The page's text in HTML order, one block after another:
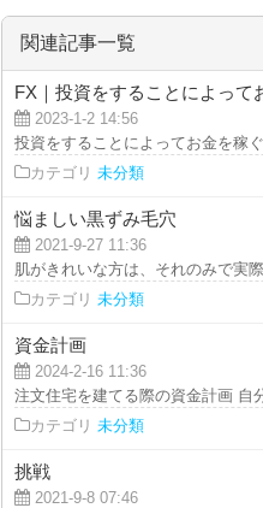
関連記事一覧
FX｜投資をすることによって
2023-1-2 14:56
投資をすることによってお金を稼
カテゴリ 未分類
悩ましい黒ずみ毛穴
2021-9-27 11:36
肌がきれいな方は、それのみで実
カテゴリ 未分類
資金計画
2024-2-16 11:36
注文住宅を建てる際の資金計画 自
カテゴリ 未分類
挑戦
2021-9-8 07:46